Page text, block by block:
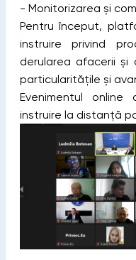
- Monitorizarea și
Pentru început,
instruire privind
derularea afacerii și
particularitățile și
Evenimentul
instruire la distanță